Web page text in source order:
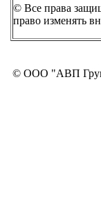
© Все права
право изменять
© ООО "АВП